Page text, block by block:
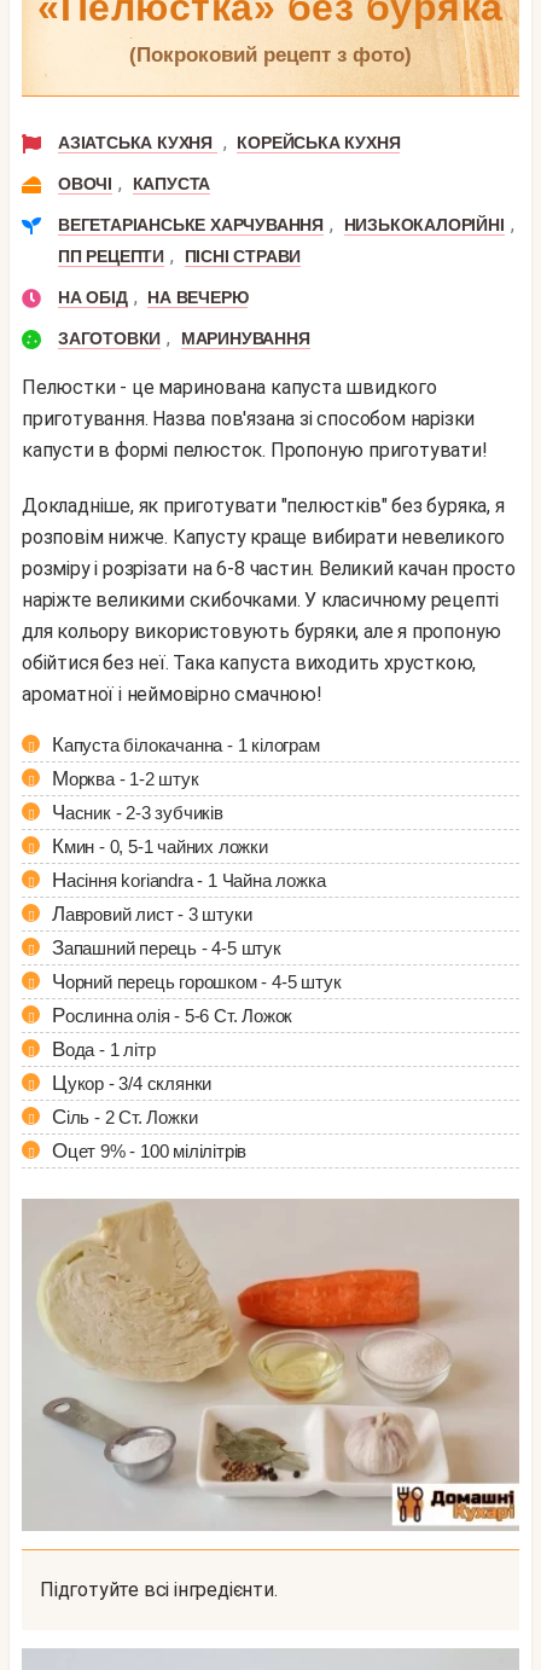
(покроковий рецепт з фото)
АЗІАТСЬКА КУХНЯ , КОРЕЙСЬКА КУХНЯ
ОВОЧІ , КАПУСТА
ВЕГЕТАРІАНСЬКЕ ХАРЧУВАННЯ , НИЗЬКОКАЛОРІЙНІ ,
ПП РЕЦЕПТИ , ПІСНІ СТРАВИ
НА ОБІД , НА ВЕЧЕРЮ
ЗАГОТОВКИ , МАРИНУВАННЯ
Пелюстки - це маринована капуста швидкого
приготування. Назва пов'язана зі способом нарізки
капусти в формі пелюсток. Пропоную приготувати!
Докладніше, як приготувати "пелюстків" без буряка, я
розповім нижче. Капусту краще вибирати невеликого
розміру і розрізати на 6-8 частин. Великий качан просто
наріжте великими скибочками. У класичному рецепті
для кольору використовують буряки, але я пропоную
обійтися без неї. Така капуста виходить хрусткою,
ароматної і неймовірно смачною!
Капуста білокачанна - 1 кілограм
Морква - 1-2 штук
Часник - 2-3 зубчиків
Кмин - 0, 5-1 чайних ложки
Насіння koriandra - 1 Чайна ложка
Лавровий лист - 3 штуки
Запашний перець - 4-5 штук
Чорний перець горошком - 4-5 штук
Рослинна олія - 5-6 Ст. Ложок
Вода - 1 літр
Цукор - 3/4 склянки
Сіль - 2 Ст. Ложки
Оцет 9% - 100 мілілітрів
Підготуйте всі інгредієнти.